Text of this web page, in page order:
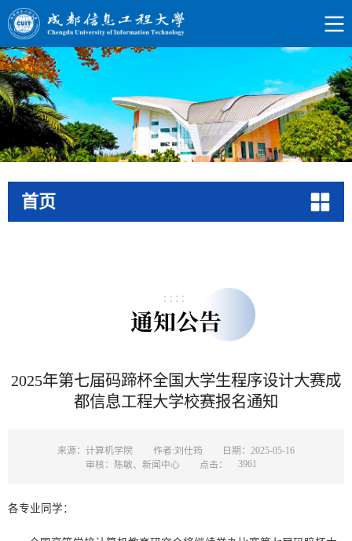
首页
通知公告
2025年第七届码蹄杯全国大学生程序设计大赛成
都信息工程大学校赛报名通知
来源：计算机学院 作者:刘仕筠
日期：2025-05-16
审核：陈敏、新闻中心
点击： 3961
各专业同学：